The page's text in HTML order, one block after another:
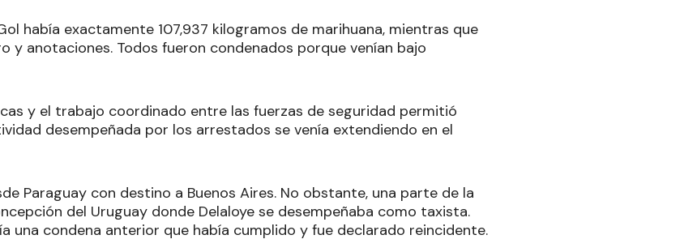
había exactamente 107,937 kilogramos de marihuana, mientras que
y anotaciones. Todos fueron condenados porque venían bajo
y el trabajo coordinado entre las fuerzas de seguridad permitió
desempeñada por los arrestados se venía extendiendo en el
Paraguay con destino a Buenos Aires. No obstante, una parte de la
del Uruguay donde Delaloye se desempeñaba como taxista.
una condena anterior que había cumplido y fue declarado reincidente.